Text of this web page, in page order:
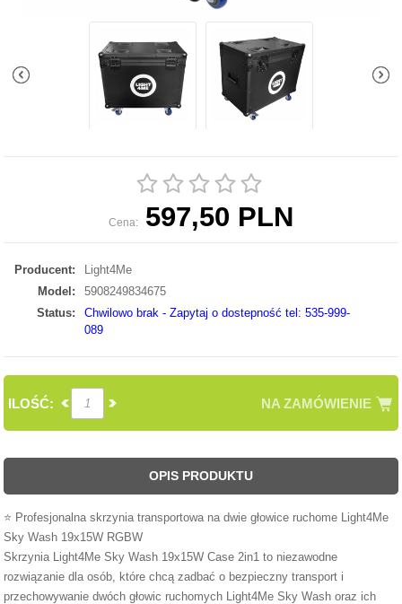
Cena: 597,50 PLN
Producent:
Light4Me
Model:
5908249834675
Status:
Chwilowo brak - Zapytaj o dostepność tel: 535-999-
089
NA ZAMÓWIENIE
ILOŚĆ:
OPIS PRODUKTU
⭐ Profesjonalna skrzynia transportowa na dwie głowice ruchome Light4Me
Sky Wash 19x15W RGBW
Skrzynia Light4Me Sky Wash 19x15W Case 2in1 to niezawodne
rozwiązanie dla osób, które chcą zadbać o bezpieczny transport i
przechowywanie dwóch głowic ruchomych Light4Me Sky Wash oraz ich